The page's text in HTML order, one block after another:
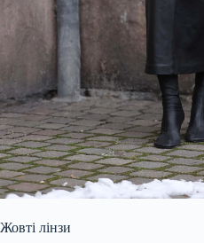
Жовті лінзи